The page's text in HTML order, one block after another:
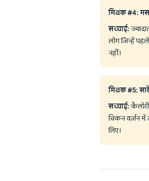
मिथक #4:
सच्चाई:
लोग जिन्हें
नहीं।
मिथक #5:
सच्चाई:
चिकन वर्ज़न
लिए।